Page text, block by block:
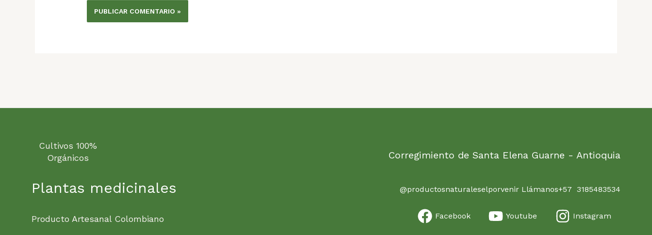
Cultivos 100%
Orgánicos
Plantas medicinales
Producto Artesanal Colombiano
Corregimiento de Santa Elena Guarne - Antioquia
@productosnaturaleselporvenir Llámanos+57 3185483534
Facebook Youtube Instagram